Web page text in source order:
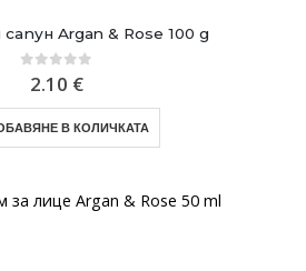
Argan & Rose 100 g
out of 5
2.10 €
В КОЛИЧКАТА